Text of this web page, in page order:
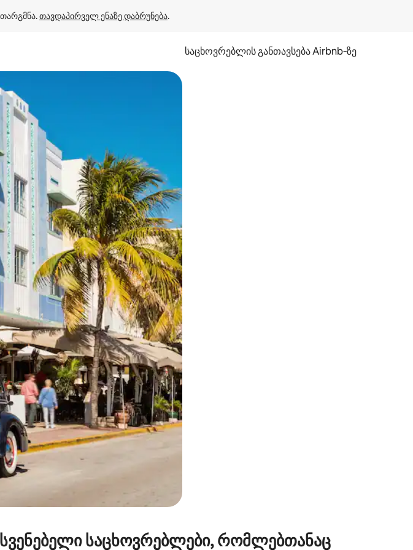
თავდაპირველ ენაზე დაბრუნება.
საცხოვრებლის განთავსება Airbnb‑ზე
ქვემოთ მიმართული ისრებით ან შეხებისა თუ თითის გასმის ჟესტები.
საცხოვრებლები, რომლებთანაც